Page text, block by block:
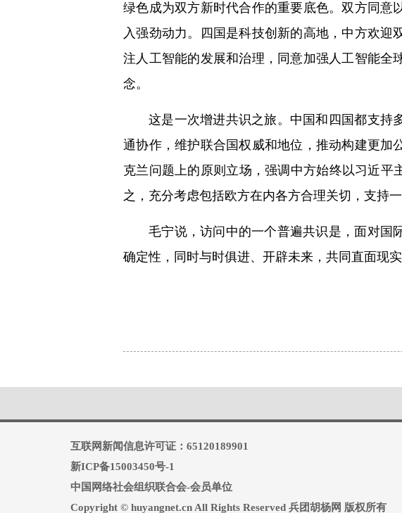
绿色成为双方新时代合作的重要底色。双方同意
入强劲动力。四国是科技创新的高地，中方欢
注人工智能的发展和治理，同意加强人工智能全
念。
这是一次增进共识之旅。中国和四国都支持
通协作，维护联合国权威和地位，推动构建更加
克兰问题上的原则立场，强调中方始终以习近平
之，充分考虑包括欧方在内各方合理关切，支持
毛宁说，访问中的一个普遍共识是，面对国
确定性，同时与时俱进、开辟未来，共同直面现
互联网新闻信息许可证：65120189901
新ICP备15003450号-1
中国网络社会组织联合会-会员单位
Copyright © huyangnet.cn All Rights Reserved 兵团胡杨网 版权所有